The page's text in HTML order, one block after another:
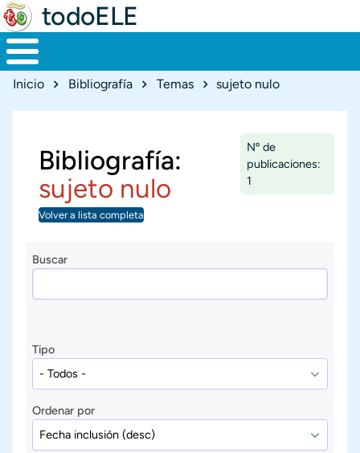
todoELE
Ruta de navegación
Inicio Bibliografía Temas sujeto nulo
Bibliografía:
sujeto nulo
Nº de
publicaciones:
1
Volver a lista completa
Buscar
Tipo
Ordenar por